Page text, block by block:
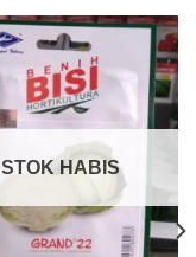
STOK HABIS